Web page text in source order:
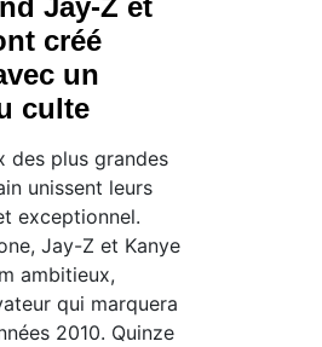
Jay-Z et
créé
un
culte
des plus grandes
unissent leurs
exceptionnel.
Jay-Z et Kanye
ambitieux,
qui marquera
2010. Quinze